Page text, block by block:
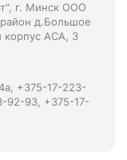
г. Минск ООО
д.Большое
корпус АСА, 3
+375-17-223-
92-93, +375-17-